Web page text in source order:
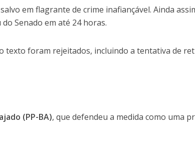
em flagrante de crime inafiançável. Ainda
Senado em até 24 horas.
texto foram rejeitados, incluindo a tentativa de
(PP-BA), que defendeu a medida como uma